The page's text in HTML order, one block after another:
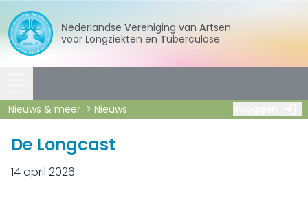
Nederlandse Vereniging van
Artsen
voor Longziekten en Tuberculose
Nieuws & meer Nieuws
De Longcast
14 april 2026